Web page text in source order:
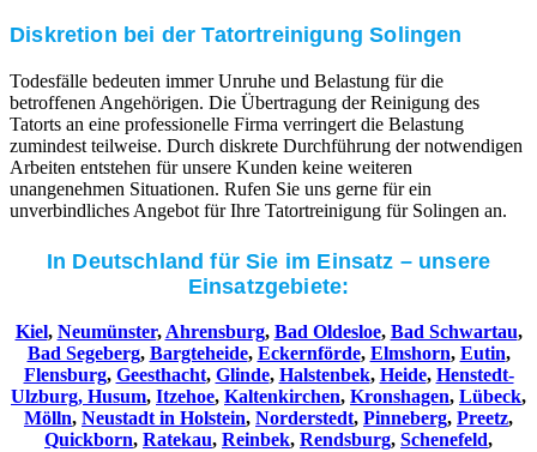
Diskretion bei der Tatortreinigung Solingen
Todesfälle bedeuten immer Unruhe und Belastung für die
betroffenen Angehörigen. Die Übertragung der Reinigung des
Tatorts an eine professionelle Firma verringert die Belastung
zumindest teilweise. Durch diskrete Durchführung der notwendigen
Arbeiten entstehen für unsere Kunden keine weiteren
unangenehmen Situationen. Rufen Sie uns gerne für ein
unverbindliches Angebot für Ihre Tatortreinigung für Solingen an.
In Deutschland für Sie im Einsatz – unsere
Einsatzgebiete:
Kiel, Neumünster, Ahrensburg, Bad Oldesloe, Bad Schwartau,
Bad Segeberg, Bargteheide, Eckernförde, Elmshorn, Eutin,
Flensburg, Geesthacht, Glinde, Halstenbek, Heide, Henstedt-
Ulzburg, Husum, Itzehoe, Kaltenkirchen, Kronshagen, Lübeck,
Mölln, Neustadt in Holstein, Norderstedt, Pinneberg, Preetz,
Quickborn, Ratekau, Reinbek, Rendsburg, Schenefeld,